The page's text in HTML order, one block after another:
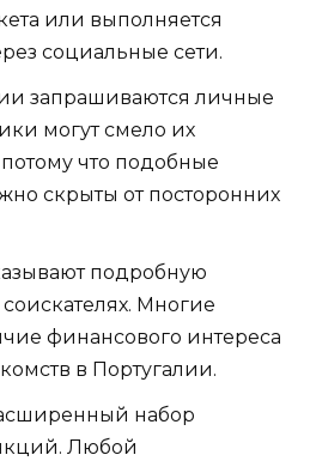
или выполняется
социальные сети.
запрашиваются личные
могут смело их
что подобные
скрыты от посторонних
подробную
Многие
финансового интереса
в Португалии.
набор
Любой